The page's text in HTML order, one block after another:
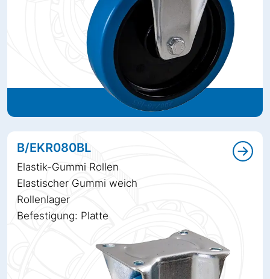
B/EKR080BL
Elastik-Gummi Rollen
Elastischer Gummi weich
Rollenlager
Befestigung: Platte